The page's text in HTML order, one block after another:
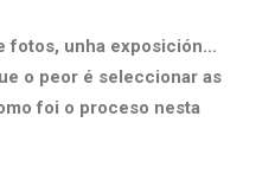
fotos, unha exposición…
o peor é seleccionar as
foi o proceso nesta